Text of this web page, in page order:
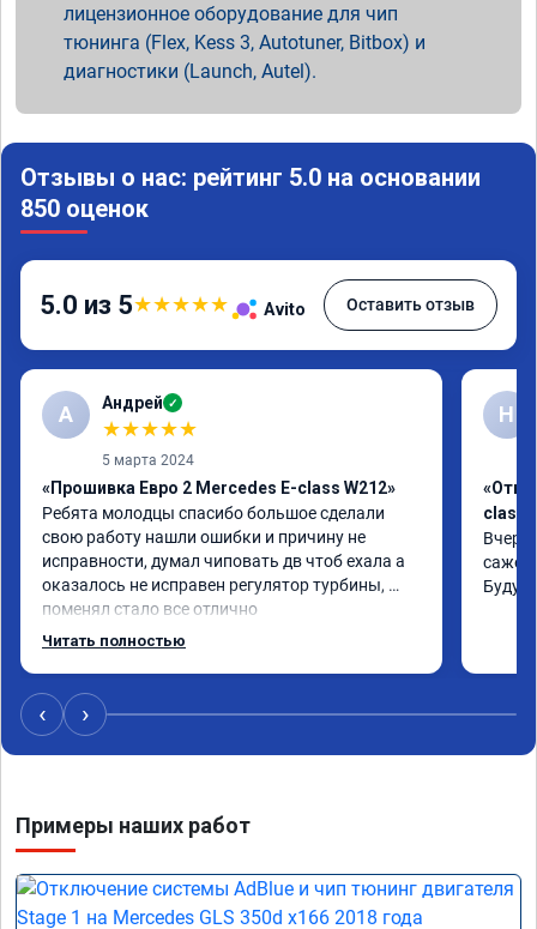
лицензионное оборудование для чип
тюнинга (Flex, Kess 3, Autotuner, Bitbox) и
диагностики (Launch, Autel).
Отзывы о нас: рейтинг 5.0 на основании
850 оценок
5.0 из 5★★★★★ Avito Оставить отзыв
А Андрей ✓
★★★★★
5 марта 2024
«Прошивка Евро 2 Mercedes E-class W212»
Ребята молодцы спасибо большое сделали
свою работу нашли ошибки и причину не
исправности, думал чиповать дв чтоб ехала а
оказалось не исправен регулятор турбины,
поменял стало все отлично
Читать полностью
Н
class
Вчера
Буду
‹ ›
Примеры наших работ